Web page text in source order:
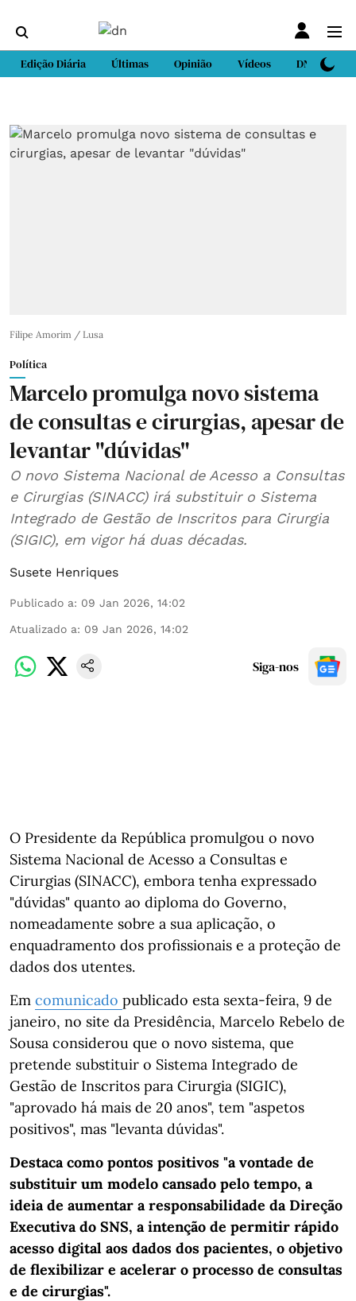
Edição Diária Últimas Opinião Vídeos DN Sport
Filipe Amorim / Lusa
Política
Marcelo promulga novo sistema
de consultas e cirurgias, apesar de
levantar "dúvidas"
O novo Sistema Nacional de Acesso a Consultas
e Cirurgias (SINACC) irá substituir o Sistema
Integrado de Gestão de Inscritos para Cirurgia
(SIGIC), em vigor há duas décadas.
Susete Henriques
Publicado a: 09 Jan 2026, 14:02
Atualizado a: 09 Jan 2026, 14:02
Siga-nos
O Presidente da República promulgou o novo
Sistema Nacional de Acesso a Consultas e
Cirurgias (SINACC), embora tenha expressado
"dúvidas" quanto ao diploma do Governo,
nomeadamente sobre a sua aplicação, o
enquadramento dos profissionais e a proteção de
dados dos utentes.
Em comunicado publicado esta sexta-feira, 9 de
janeiro, no site da Presidência, Marcelo Rebelo de
Sousa considerou que o novo sistema, que
pretende substituir o Sistema Integrado de
Gestão de Inscritos para Cirurgia (SIGIC),
"aprovado há mais de 20 anos", tem "aspetos
positivos", mas "levanta dúvidas".
Destaca como pontos positivos "a vontade de
substituir um modelo cansado pelo tempo, a
ideia de aumentar a responsabilidade da Direção
Executiva do SNS, a intenção de permitir rápido
acesso digital aos dados dos pacientes, o objetivo
de flexibilizar e acelerar o processo de consultas
e de cirurgias".